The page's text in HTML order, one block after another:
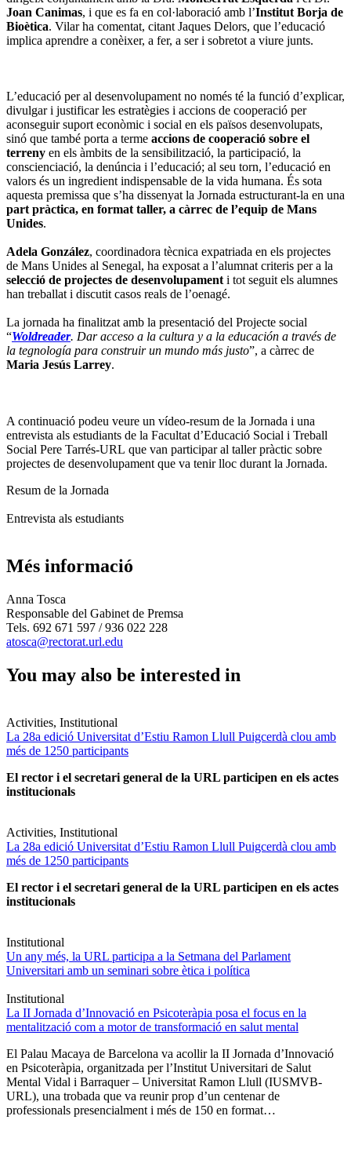
Joan Canimas, i que es fa en col·laboració amb l’Institut Borja de
Bioètica. Vilar ha comentat, citant Jaques Delors, que l’educació
implica aprendre a conèixer, a fer, a ser i sobretot a viure junts.
L’educació per al desenvolupament no només té la funció d’explicar,
divulgar i justificar les estratègies i accions de cooperació per
aconseguir suport econòmic i social en els països desenvolupats,
sinó que també porta a terme accions de cooperació sobre el
terreny en els àmbits de la sensibilització, la participació, la
conscienciació, la denúncia i l’educació; al seu torn, l’educació en
valors és un ingredient indispensable de la vida humana. És sota
aquesta premissa que s’ha dissenyat la Jornada estructurant-la en una
part pràctica, en format taller, a càrrec de l’equip de Mans
Unides.
Adela González, coordinadora tècnica expatriada en els projectes
de Mans Unides al Senegal, ha exposat a l’alumnat criteris per a la
selecció de projectes de desenvolupamenti tot seguit els alumnes
han treballat i discutit casos reals de l’oenagé.
La jornada ha finalitzat amb la presentació del Projecte social
“Woldreader. Dar acceso a la cultura y a la educación a través de
la tegnología para construir un mundo más justo”, a càrrec de
Maria Jesús Larrey.
A continuació podeu veure un vídeo-resum de la Jornada i una
entrevista als estudiants de la Facultat d’Educació Social i Treball
Social Pere Tarrés-URL que van participar al taller pràctic sobre
projectes de desenvolupament que va tenir lloc durant la Jornada.
Resum de la Jornada
Entrevista als estudiants
Més informació
Anna Tosca
Responsable del Gabinet de Premsa
Tels. 692 671 597 / 936 022 228
atosca@rectorat.url.edu
You may also be interested in
Activities, Institutional
La 28a edició Universitat d’Estiu Ramon Llull Puigcerdà clou amb
més de 1250 participants
El rector i el secretari general de la URL participen en els actes
institucionals
Activities, Institutional
La 28a edició Universitat d’Estiu Ramon Llull Puigcerdà clou amb
més de 1250 participants
El rector i el secretari general de la URL participen en els actes
institucionals
Institutional
Un any més, la URL participa a la Setmana del Parlament
Universitari amb un seminari sobre ètica i política
Institutional
La II Jornada d’Innovació en Psicoteràpia posa el focus en la
mentalització com a motor de transformació en salut mental
El Palau Macaya de Barcelona va acollir la II Jornada d’Innovació
en Psicoteràpia, organitzada per l’Institut Universitari de Salut
Mental Vidal i Barraquer – Universitat Ramon Llull (IUSMVB-
URL), una trobada que va reunir prop d’un centenar de
professionals presencialment i més de 150 en format…